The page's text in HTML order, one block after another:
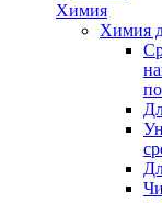
Химия
Химия